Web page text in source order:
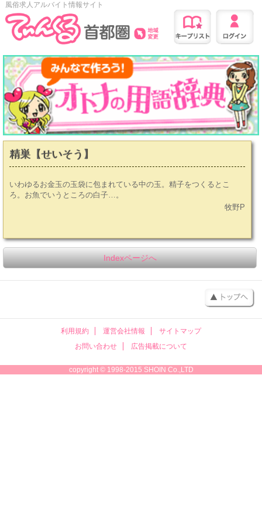
風俗求人アルバイト情報サイト
精巣【せいそう】
いわゆるお金玉の玉袋に包まれている中の玉。精子をつくるとこ
ろ。お魚でいうところの白子…。
牧野P
Indexページへ
利用規約 運営会社情報
サイトマップ
お問い合わせ
広告掲載について
copyright © 1998-2015 SHOIN Co.,LTD